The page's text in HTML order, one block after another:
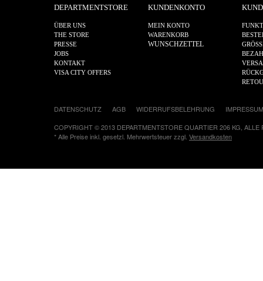
DEPARTMENTSTORE
ÜBER UNS
THE STORE
PRESSE
JOBS
KONTAKT
VISA CITY OFFERS
KUNDENKONTO
MEIN KONTO
WARENKORB
WUNSCHZETTEL
DATENSCHUTZ AGB WIDERRUFSBELEHRUNG
IMPRESSUM
COPYRIGHT © 2013 DEPARTMENTSTORE QUARTIER 206 KG, ALLE
* Alle Preise inkl. gesetzl. Mehrwertsteuer zzgl. Versandkosten